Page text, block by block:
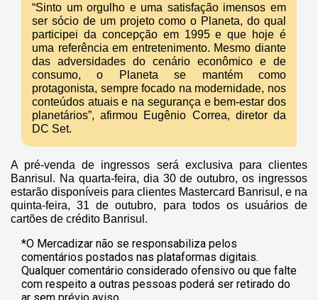
“Sinto um orgulho e uma satisfação imensos em
ser sócio de um projeto como o Planeta, do qual
participei da concepção em 1995 e que hoje é
uma referência em entretenimento. Mesmo diante
das adversidades do cenário econômico e de
consumo, o Planeta se mantém como
protagonista, sempre focado na modernidade, nos
conteúdos atuais e na segurança e bem-estar dos
planetários”, afirmou Eugênio Correa, diretor da
DC Set.
A pré-venda de ingressos será exclusiva para clientes
Banrisul. Na quarta-feira, dia 30 de outubro, os ingressos
estarão disponíveis para clientes Mastercard Banrisul, e na
quinta-feira, 31 de outubro, para todos os usuários de
cartões de crédito Banrisul.
*O Mercadizar não se responsabiliza pelos
comentários postados nas plataformas digitais.
Qualquer comentário considerado ofensivo ou que falte
com respeito a outras pessoas poderá ser retirado do
ar sem prévio aviso.